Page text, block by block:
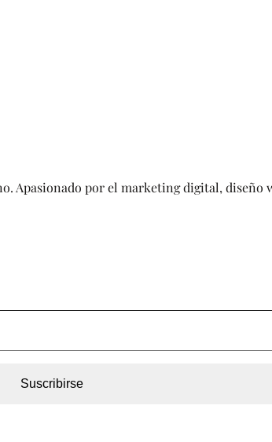
Apasionado por el marketing digital, diseño
Suscribirse